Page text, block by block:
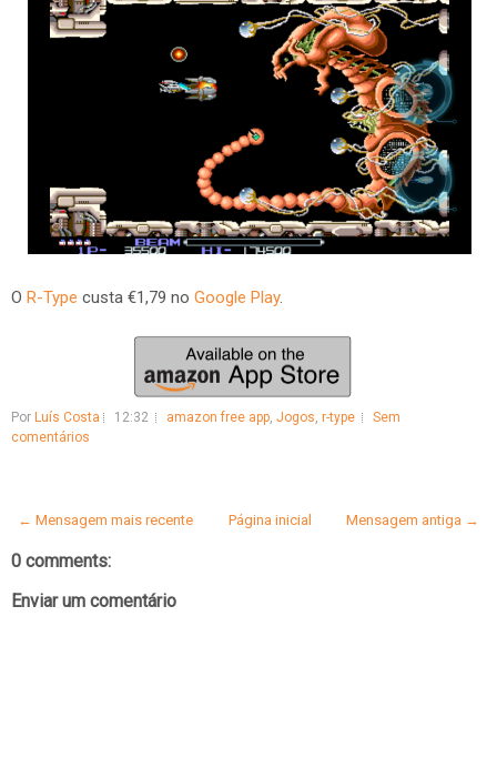
O R-Type custa €1,79 no Google Play.
Por Luís Costa 12:32 amazon free app, Jogos, r-type
Sem
comentários
← Mensagem mais recente Mensagem antiga →
Página inicial
0 comments:
Enviar um comentário